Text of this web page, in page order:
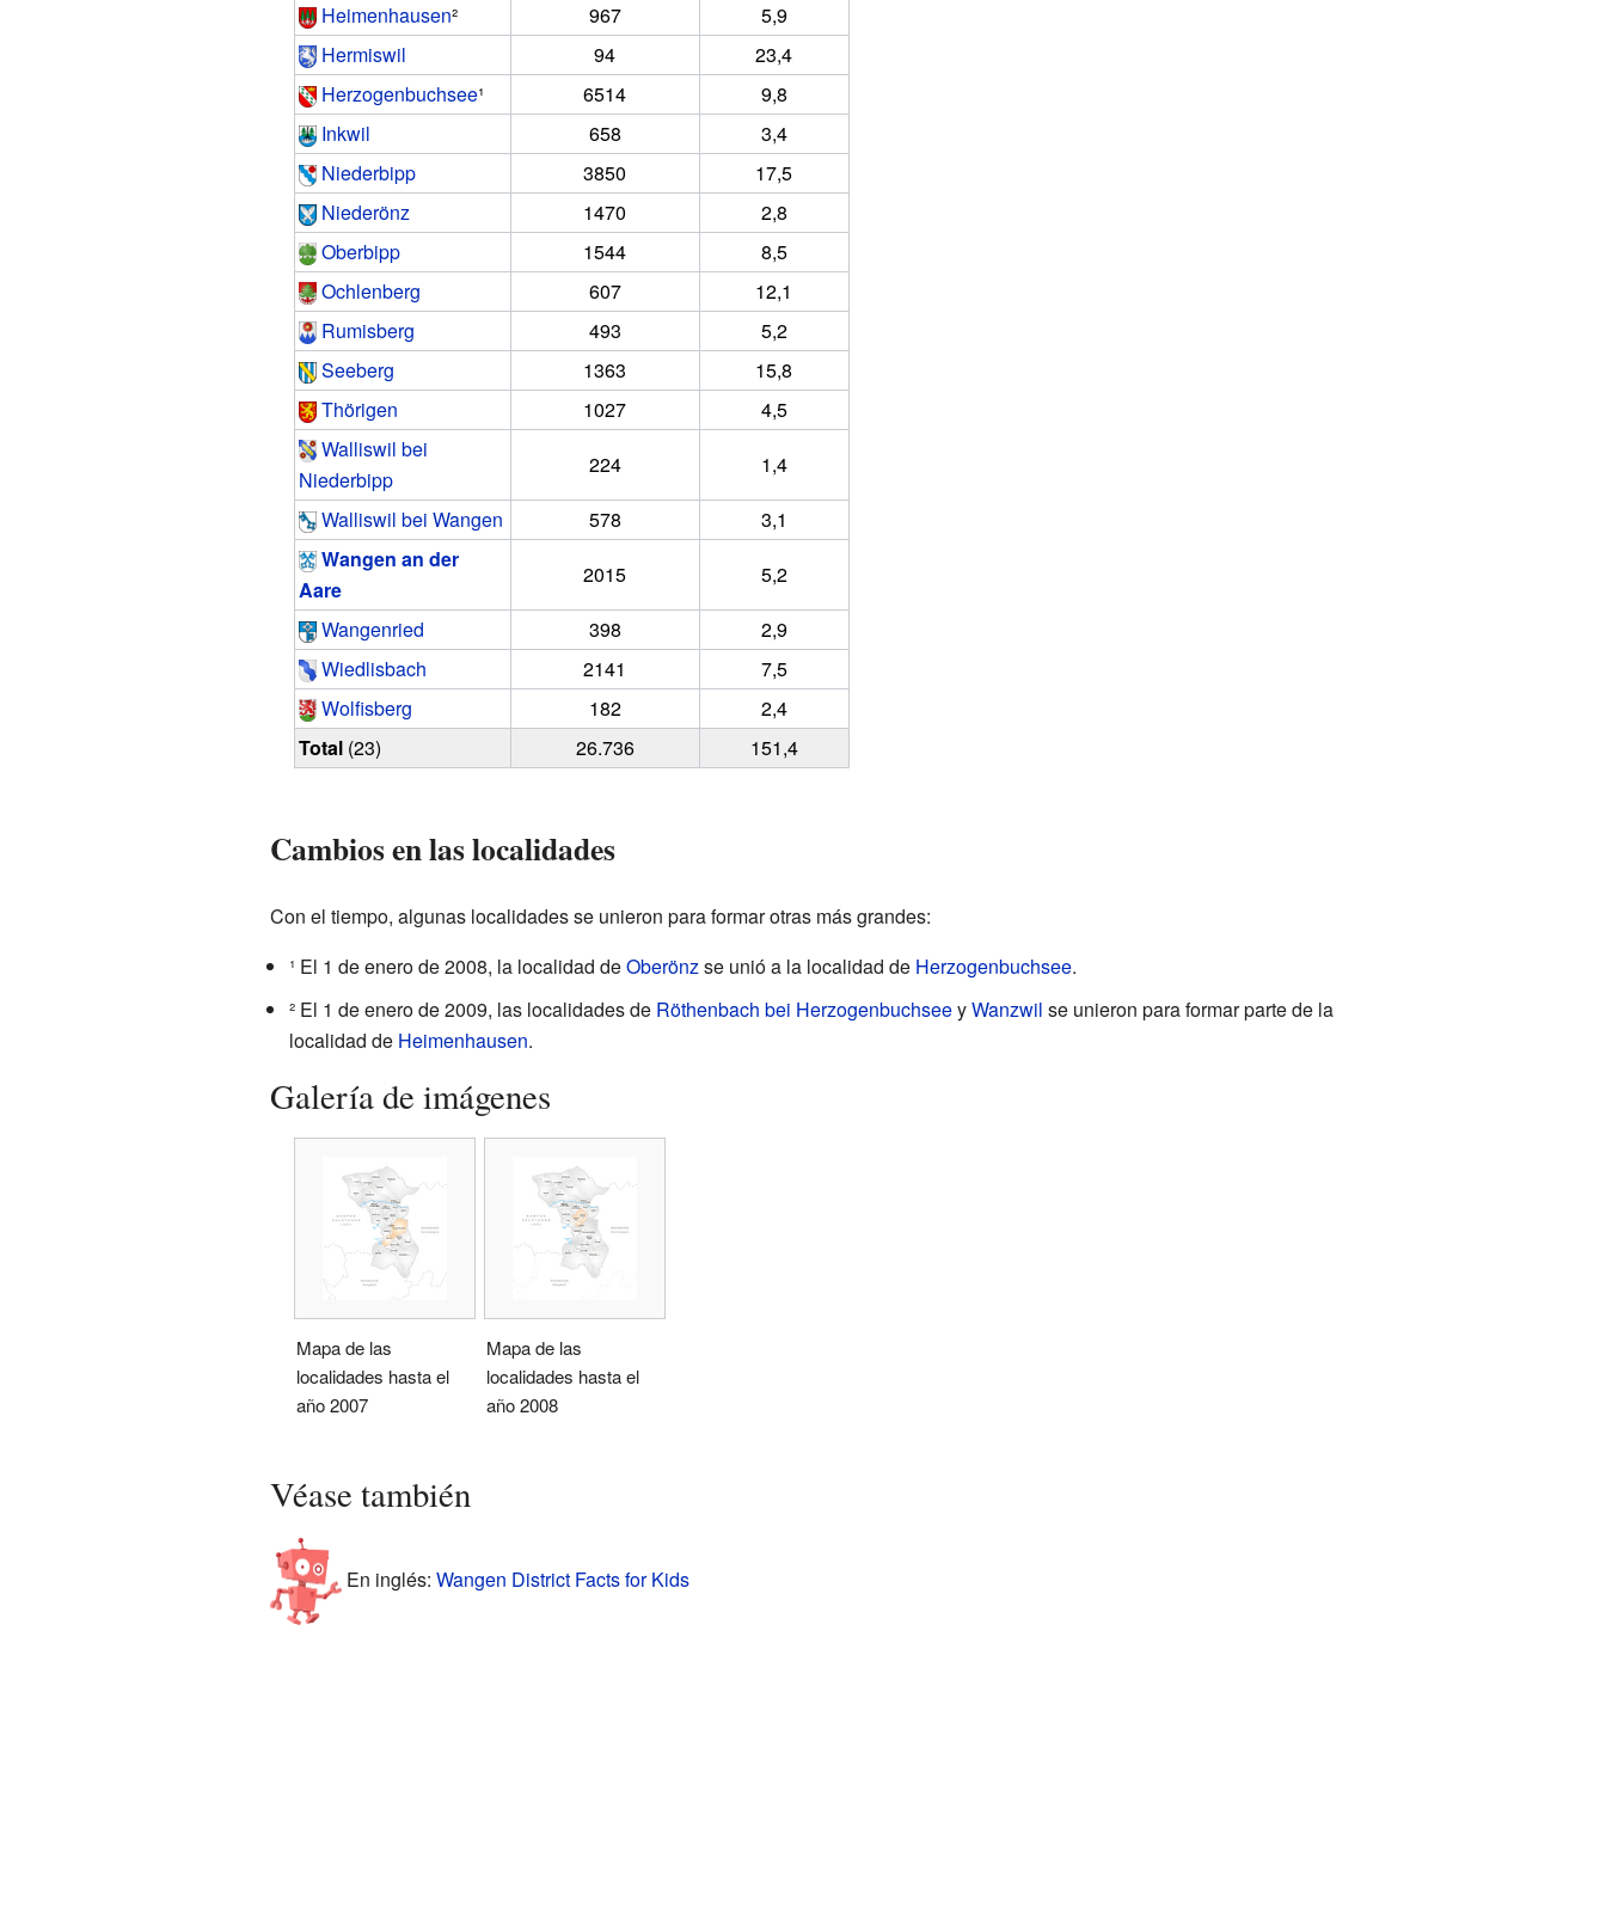
Heimenhausen² 967
5,9
Hermiswil
94
23,4
Herzogenbuchsee¹ 6514
9,8
Inkwil
658
3,4
Niederbipp
3850
17,5
Niederönz
1470
2,8
Oberbipp
1544
8,5
Ochlenberg
607
12,1
Rumisberg
493
5,2
Seeberg
1363
15,8
Thörigen
1027
4,5
Walliswil bei
Niederbipp
224
1,4
Walliswil bei Wangen
578
3,1
Wangen an der
Aare
2015
5,2
Wangenried
398
2,9
Wiedlisbach
2141
7,5
Wolfisberg
182
2,4
Total(23) 26.736 151,4
Cambios en las localidades
Con el tiempo, algunas localidades se unieron para formar otras más grandes:
¹ El 1 de enero de 2008, la localidad deOberönzse unió a la localidad de Herzogenbuchsee.
² El 1 de enero de 2009, las localidades de Röthenbach bei HerzogenbuchseeyWanzwil se unieron para formar parte de la
localidad de Heimenhausen.
Galería de imágenes
Mapa de las
localidades hasta el
año 2007
Mapa de las
localidades hasta el
año 2008
Véase también
En inglés: Wangen District Facts for Kids